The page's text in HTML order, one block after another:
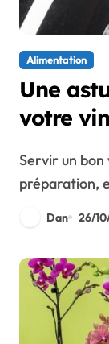
Alimentation
Une
votre
Servir un bon vin demande parfois de la
préparation,
Dan 26/